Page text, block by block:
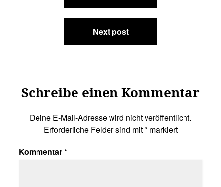
Next post
Schreibe einen Kommentar
Deine E-Mail-Adresse wird nicht veröffentlicht.
Erforderliche Felder sind mit*markiert
Kommentar*